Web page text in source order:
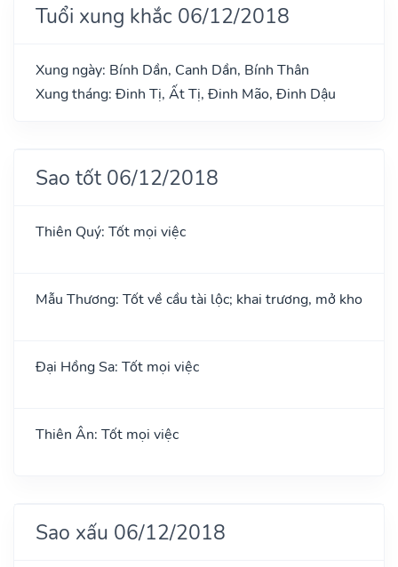
Tuổi xung khắc 06/12/2018
Xung ngày: Bính Dần, Canh Dần, Bính Thân
Xung tháng: Đinh Tị, Ất Tị, Đinh Mão, Đinh Dậu
Sao tốt 06/12/2018
Thiên Quý: Tốt mọi việc
Mẫu Thương: Tốt về cầu tài lộc; khai trương, mở kho
Đại Hồng Sa: Tốt mọi việc
Thiên Ân: Tốt mọi việc
Sao xấu 06/12/2018